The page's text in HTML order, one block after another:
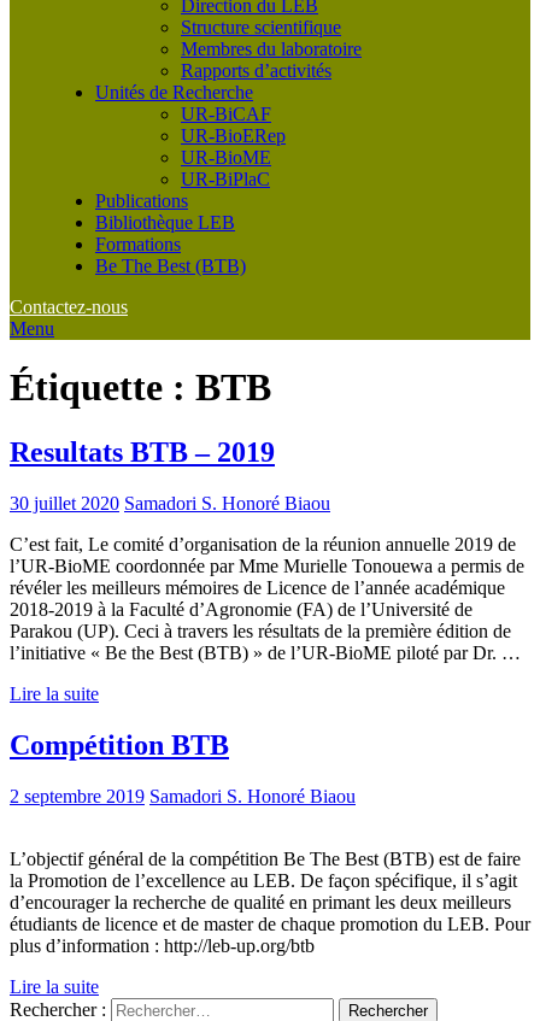
Direction du LEB
Structure scientifique
Membres du laboratoire
Rapports d’activités
Unités de Recherche
UR-BiCAF
UR-BioERep
UR-BioME
UR-BiPlaC
Publications
Bibliothèque LEB
Formations
Be The Best (BTB)
Contactez-nous
Menu
Étiquette : BTB
Resultats BTB – 2019
30 juillet 2020 Samadori S. Honoré Biaou
C’est fait, Le comité d’organisation de la réunion annuelle 2019 de
l’UR-BioME coordonnée par Mme Murielle Tonouewa a permis de
révéler les meilleurs mémoires de Licence de l’année académique
2018-2019 à la Faculté d’Agronomie (FA) de l’Université de
Parakou (UP). Ceci à travers les résultats de la première édition de
l’initiative « Be the Best (BTB) » de l’UR-BioME piloté par Dr. …
Lire la suite
Compétition BTB
2 septembre 2019 Samadori S. Honoré Biaou
L’objectif général de la compétition Be The Best (BTB) est de faire
la Promotion de l’excellence au LEB. De façon spécifique, il s’agit
d’encourager la recherche de qualité en primant les deux meilleurs
étudiants de licence et de master de chaque promotion du LEB. Pour
plus d’information : http://leb-up.org/btb
Lire la suite
Rechercher :